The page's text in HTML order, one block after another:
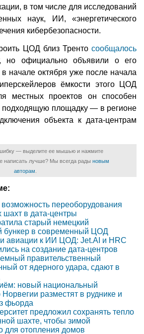
в том числе для исследований
наук, ИИ, «энергетического
кибербезопасности.
ЦОД близ Тренто сообщалось
но официально объявили о его
в начале октября уже после начала
ёмкости этого ЦОД
местных проектов он способен
подходящую площадку — в регионе
объекта к дата-центрам
— выделите ее мышью и нажмите
написать лучше? Мы всегда рады новым
авторам.
возможность переоборудования
шахт в дата-центры
старый немецкий
бункер в современный ЦОД
авиации к ИИ ЦОД: Jet.AI и HRC
на создание дата-центров
правительственный
от ядерного удара, сдают в
новый национальный
разместят в руднике и
фьорда
предложил сохранять тепло
шахте, чтобы зимой
для отопления домов